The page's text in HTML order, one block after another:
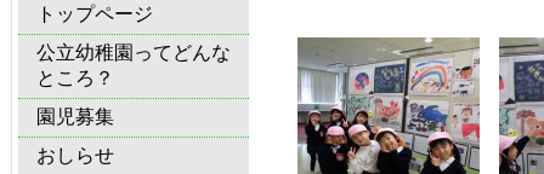
トップページ
公立幼稚園ってどんな
ところ？
園児募集
おしらせ